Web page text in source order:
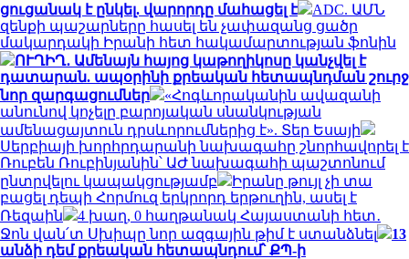
ցուցանակ է ընկել. վարորդը մահացել է
ADC. ԱՄՆ
զենքի պաշարները հասել են չափազանց ցածր
մակարդակի Իրանի հետ հակամարտության ֆոնին
ՈՒՂԻՂ․ Ամենայն հայոց կաթողիկոսը կանչվել է
դատարան. ապօրինի քրեական հետապնդման շուրջ
նոր զարգացումներ
«Հոգևորականին ավազանի
անունով կոչելը բարոյական սնանկության
ամենացայտուն դրսևորումներից է». Տեր Եսայի
Սերբիայի խորհրդարանի նախագահը շնորհավորել է
Ռուբեն Ռուբինյանին՝ ԱԺ նախագահի պաշտոնում
ընտրվելու կապակցությամբ
Իրանը թույլ չի տա
բացել դեպի Հորմուզ երկրորդ երթուղին, ասել է
Ռեզաին
4 խաղ, 0 հաղթանակ Հայաստանի հետ․
Ջոն վան՛տ Սխիպը նոր ազգային թիմ է ստանձնել
13
անձի դեմ քրեական հետապնդում՝ ՔՊ-ի